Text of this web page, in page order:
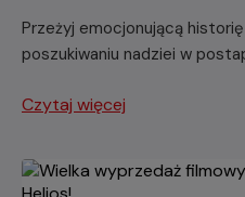
Przeżyj emocjonującą
poszukiwaniu nadziei w
Czytaj więcej